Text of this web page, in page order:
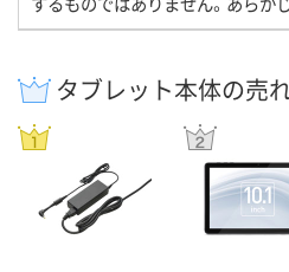
タブレット本体の売